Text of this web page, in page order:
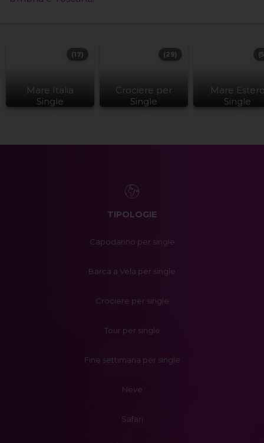
Mare Italia
Single
(17)
Crociere per
Single
(29)
Mare
Single
TIPOLOGIE
Capodanno per single
Barca a Vela per single
Crociere per single
Tour per single
Fine settimana per single
Neve
Safari